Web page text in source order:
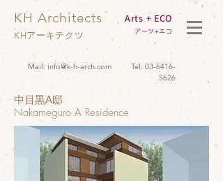
KH Architects
KHアーキテクツ
Arts + ECO
アーツ+エコ
Mail: info@k-h-arch.com Tel: 03-6416-
5626
中目黒A邸
Nakameguro A Residence